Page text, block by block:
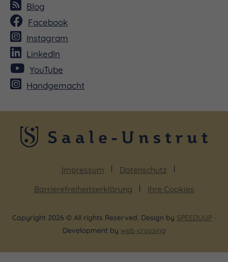
Blog
Facebook
Instagram
LinkedIn
YouTube
Handgemacht
Impressum
Datenschutz
Barrierefreiheitserklärung
Ihre Cookies
Copyright 2026 © All rights Reserved. Design by SPEEDUUP ·
Development by web-crossing